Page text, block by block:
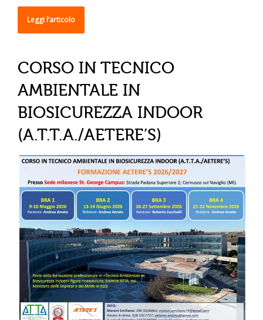
Leggi l’articolo
CORSO IN TECNICO
AMBIENTALE IN
BIOSICUREZZA INDOOR
(A.T.T.A./AETERE’S)